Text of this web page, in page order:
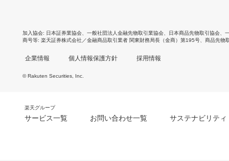
加入協会 日本証券業協会 一般社団法人金融先物取引業協会 日本商品先物取引協会
商号等 楽天証券株式会社／金融商品取引業者 関東財務局長（金商）第195号、商品先物
企業情報 個人情報保護方針 採用情報
© Rakuten Securities, Inc.
楽天グループ
サービス一覧 お問い合わせ一覧 サステナビリティ